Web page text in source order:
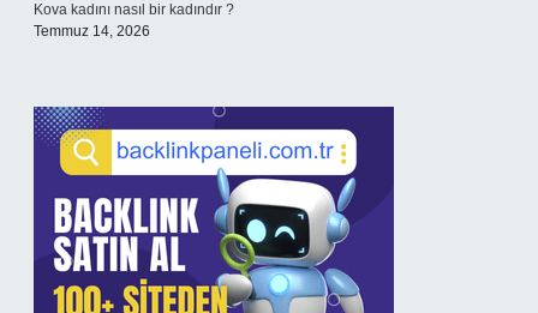
Kova kadını nasıl bir kadındır ?
Temmuz 14, 2026